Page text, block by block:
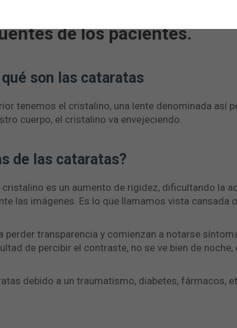
Andreu, director de ICO,
de los pacientes.
son las cataratas
tenemos el cristalino, una lente denominada así
cuerpo, el cristalino va envejeciendo.
de las cataratas?
cristalino es un aumento de rigidez, dificultando la
las imágenes. Es lo que llamamos vista cansada
perder transparencia y comienzan a notarse
de percibir el contraste, no se ve bien de
debido a un traumatismo, diabetes, fármacos,